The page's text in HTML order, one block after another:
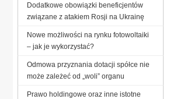
Dodatkowe obowiązki beneficjentów
związane z atakiem Rosji na Ukrainę
Nowe możliwości na rynku fotowoltaiki
– jak je wykorzystać?
Odmowa przyznania dotacji spółce nie
może zależeć od „woli” organu
Prawo holdingowe oraz inne istotne